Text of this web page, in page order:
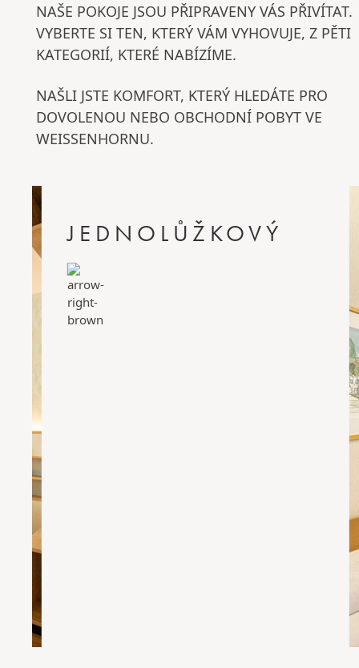
NAŠE POKOJE JSOU PŘIPRAVENY VÁS PŘIVÍTAT.
VYBERTE SI TEN, KTERÝ VÁM VYHOVUJE, Z PĚTI
KATEGORIÍ, KTERÉ NABÍZÍME.
NAŠLI JSTE KOMFORT, KTERÝ HLEDÁTE PRO
DOVOLENOU NEBO OBCHODNÍ POBYT VE
WEISSENHORNU.
JEDNOLŮŽKOVÝ